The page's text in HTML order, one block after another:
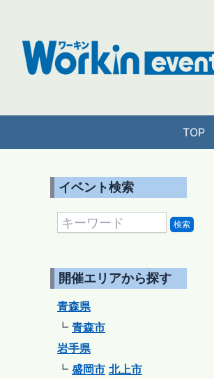
プ
TOP
イベント検索
検索
開催エリアから探す
青森県
青森市
岩手県
盛岡市 北上市